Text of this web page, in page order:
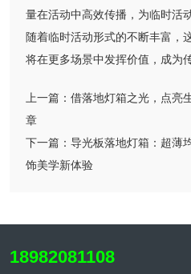
量在活动中高效传播，为临时活
随着临时活动形式的不断丰富，
将在更多场景中发挥价值，成为
上一篇： 借落地灯箱之光，点亮
章
下一篇： 导光板落地灯箱：超薄
饰美学新体验
18982081108